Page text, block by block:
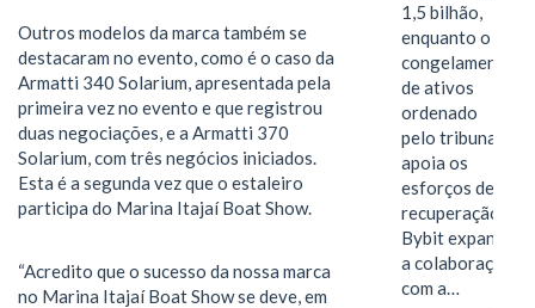
Outros modelos da marca também se
destacaram no evento, como é o caso da
Armatti 340 Solarium, apresentada pela
primeira vez no evento e que registrou
duas negociações, e a Armatti 370
Solarium, com três negócios iniciados.
Esta é a segunda vez que o estaleiro
participa do Marina Itajaí Boat Show.
“Acredito que o sucesso da nossa marca
no Marina Itajaí Boat Show se deve, em
1,5 bilhão,
enquanto o
congelamento
de ativos
ordenado
pelo tribunal
apoia os
esforços de
recuperação e
Bybit expande
a colaboração
com a…